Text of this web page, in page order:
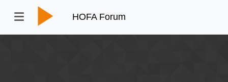
HOFA Forum